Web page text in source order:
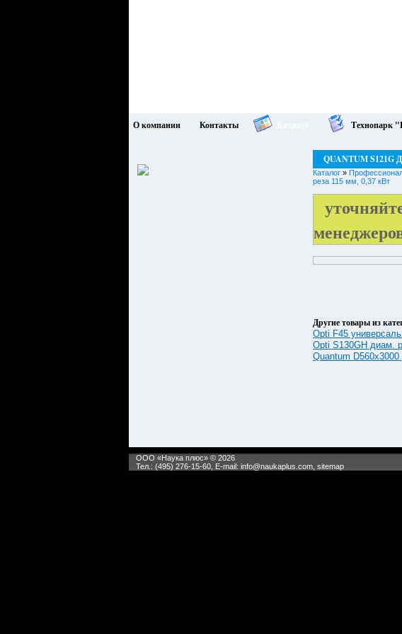
О компании Контакты Технопарк
QUANTUM
Каталог »
реза 115 мм, 0,37 кВт
Другие товары из
Opti F45
Opti S130GH диам.
Quantum
ООО «Наука плюс» © 2026
Тел.: (495) 276-15-60, E-mail: info@naukaplus.com sitemap